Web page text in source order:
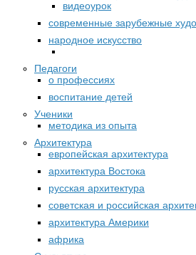
видеоурок
современные зарубежные
народное искусство
Педагоги
о профессиях
воспитание детей
Ученики
методика из опыта
Архитектура
европейская архитектура
архитектура Востока
русская архитектура
советская и российская
архитектура Америки
африка